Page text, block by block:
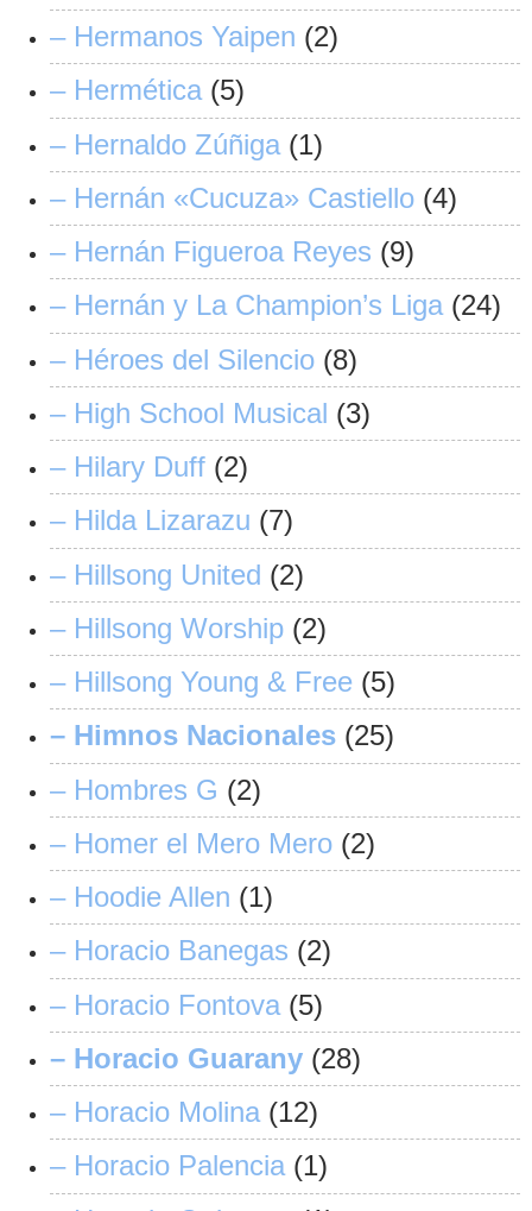
– Hermanos Yaipen (2)
– Hermética (5)
– Hernaldo Zúñiga (1)
– Hernán «Cucuza» Castiello (4)
– Hernán Figueroa Reyes (9)
– Hernán y La Champion’s Liga (24)
– Héroes del Silencio (8)
– High School Musical (3)
– Hilary Duff (2)
– Hilda Lizarazu (7)
– Hillsong United (2)
– Hillsong Worship (2)
– Hillsong Young & Free (5)
– Himnos Nacionales (25)
– Hombres G (2)
– Homer el Mero Mero (2)
– Hoodie Allen (1)
– Horacio Banegas (2)
– Horacio Fontova (5)
– Horacio Guarany (28)
– Horacio Molina (12)
– Horacio Palencia (1)